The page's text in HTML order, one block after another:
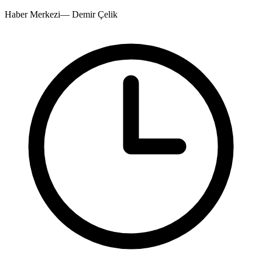
Haber Merkezi— Demir Çelik